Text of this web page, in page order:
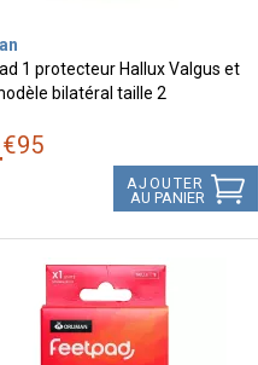
1 protecteur Hallux Valgus et
bilatéral taille 2
€95
AJOUTER
AU PANIER